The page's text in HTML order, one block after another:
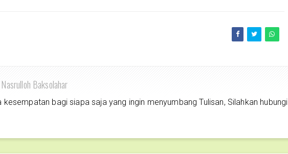
Nasrulloh Baksolahar
kesempatan bagi siapa saja yang ingin menyumbang Tulisan, Silahkan hubungi